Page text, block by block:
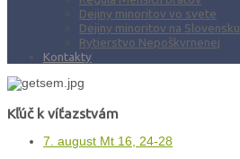
Dejiny minoritov vo svete
Dejiny minoritov na Slovensku
Rytierstvo Nepoškvrnenej
Kontakty
Kľúč k víťazstvám
7. august Mt 16, 24-28